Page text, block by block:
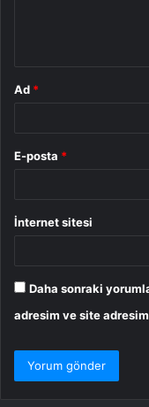
Ad *
E-posta *
İnternet sitesi
Daha sonraki
adresim ve site